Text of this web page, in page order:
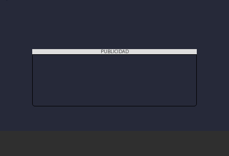
PUBLICIDAD